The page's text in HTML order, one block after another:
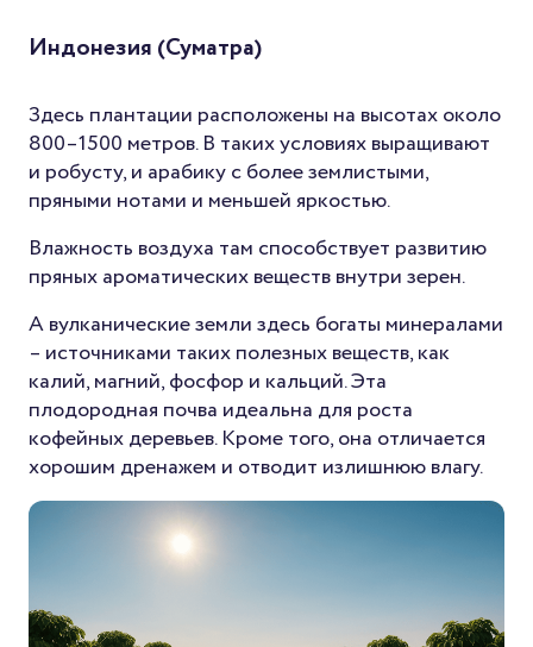
Индонезия (Суматра)
Здесь плантации расположены на высотах около
800–1500 метров. В таких условиях выращивают
и робусту, и арабику с более землистыми,
пряными нотами и меньшей яркостью.
Влажность воздуха там способствует развитию
пряных ароматических веществ внутри зерен.
А вулканические земли здесь богаты минералами
– источниками таких полезных веществ, как
калий, магний, фосфор и кальций. Эта
плодородная почва идеальна для роста
кофейных деревьев. Кроме того, она отличается
хорошим дренажем и отводит излишнюю влагу.